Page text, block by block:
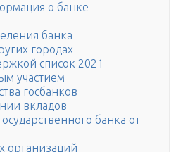
о банке
банка
городах
список 2021
участием
госбанков
вкладов
банка от
организаций